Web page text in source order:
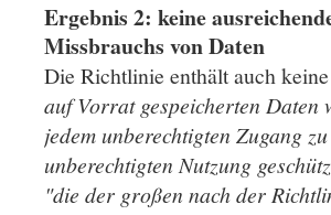
Ergebnis 2: keine
Missbrauchs von Daten
Die Richtlinie enthält auch
auf Vorrat gespeicherten
jedem unberechtigten Zugang
unberechtigten Nutzung
"die der großen nach der